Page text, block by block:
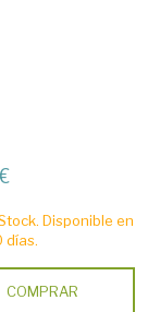
Disponible en
días.
COMPRAR